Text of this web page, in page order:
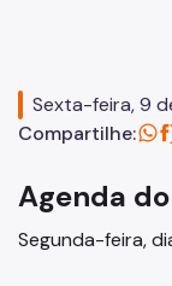
Concursos
Sexta-feira, 9
Compartilhe:
Agenda
Segunda-feira,